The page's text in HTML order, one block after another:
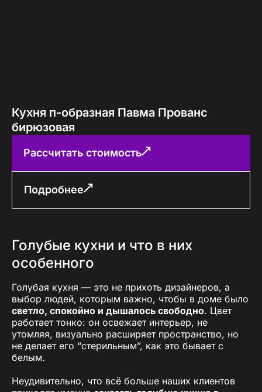
Кухня п-образная Павма Прованс
бирюзовая
Рассчитать стоимость
Подробнее
Голубые кухни и что в них
особенного
Голубая кухня — это не прихоть дизайнеров, а
выбор людей, которым важно, чтобы в доме было
светло, спокойно и дышалось свободно. Цвет
работает тонко: он освежает интерьер, не
утомляя, визуально расширяет пространство, но
не делает его “стерильным”, как это бывает с
белым.
Неудивительно, что всё больше наших клиентов